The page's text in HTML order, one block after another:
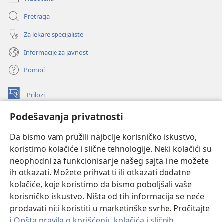
Podešavanja privatnosti
Da bismo vam pružili najbolje korisničko iskustvo,
koristimo kolačiće i slične tehnologije. Neki kolačići su
neophodni za funkcionisanje našeg sajta i ne možete
ih otkazati. Možete prihvatiti ili otkazati dodatne
kolačiće, koje koristimo da bismo poboljšali vaše
korisničko iskustvo. Ništa od tih informacija se neće
prodavati niti koristiti u marketinške svrhe. Pročitajte
Pretraga
Za lekare specijaliste
Informacije za javnost
Pomoć
Prilozi
(otvara
prozor)ONLAJN BIBLIOTEKA Watchtower
novi
prozor)JW Hub®
(otvara
novi
prozor)
®
Watchtower Library®